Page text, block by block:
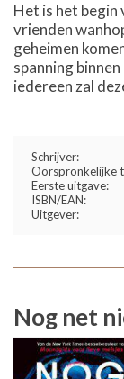
Het is het begin
vrienden
geheimen
spanning
iedereen zal
Schrijver:
Oorspronkelijke
Eerste uitgave:
ISBN/EAN:
Uitgever:
Nog net